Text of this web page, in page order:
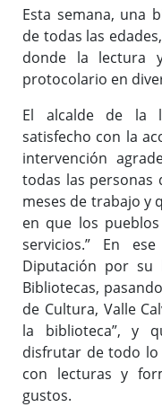
Actividades /
Formación
Enlaces de interés
Esta semana, una
de todas las
donde la lectura
protocolario en
El alcalde de la
satisfecho con la
intervención
todas las personas
meses de trabajo y
en que los
servicios.” En
Diputación por su
Bibliotecas,
de Cultura, Valle
la biblioteca”, y
disfrutar de todo lo
con lecturas y
gustos.